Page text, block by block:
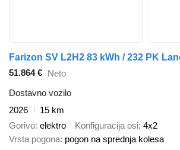
51.864 € Neto
Dostavno vozilo
2026
15 km
Gorivo elektro Konfiguracija osi 4x2
Vrsta pogona pogon na sprednja kolesa